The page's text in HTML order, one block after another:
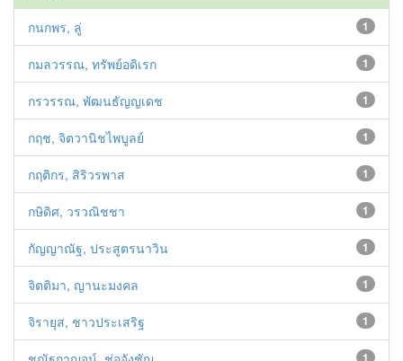
1
กนกพร, ลู่
1
กมลวรรณ, ทรัพย์อดิเรก
1
กรวรรณ, พัฒนธัญญเดช
1
กฤช, จิตวานิชไพบูลย์
1
กฤติกร, สิริวรพาส
1
กษิดิศ, วรวณิชชา
1
กัญญาณัฐ, ประสูตรนาวิน
1
จิตติมา, ญานะมงคล
1
จิรายุส, ชาวประเสริฐ
1